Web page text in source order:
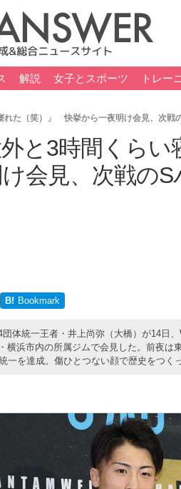
解説 女子とスポーツ トレー
れた（笑）」 快挙から一夜明け会見、次戦
と3時間くら
会見、次戦の
B! Bookmark
体統一王者・井上尚弥（大橋）が14日
横浜市内の所属ジムで会見した。前夜は
一を達成。傷ひとつない顔で歴史をつく